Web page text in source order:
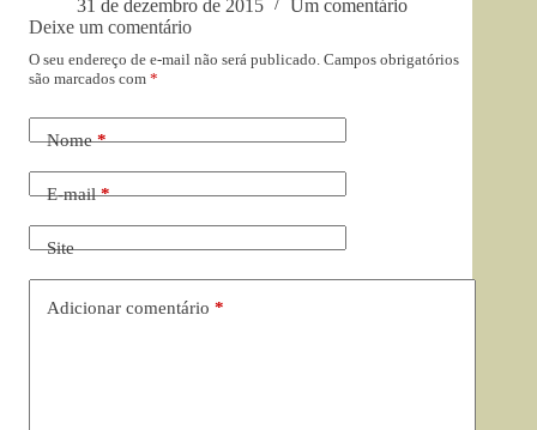
31 de dezembro de 2015
Um comentário
Deixe um comentário
O seu endereço de e-mail não será publicado. Campos obrigatórios
são marcados com *
Nome*
E-mail*
Site
Adicionar comentário *